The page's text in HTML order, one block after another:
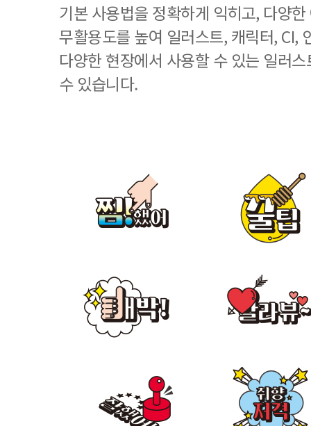
기본 사용법을 정확하게 익히고, 다양
무활용도를 높여 일러스트, 캐릭터, CI,
다양한 현장에서 사용할 수 있는 일러
수 있습니다.